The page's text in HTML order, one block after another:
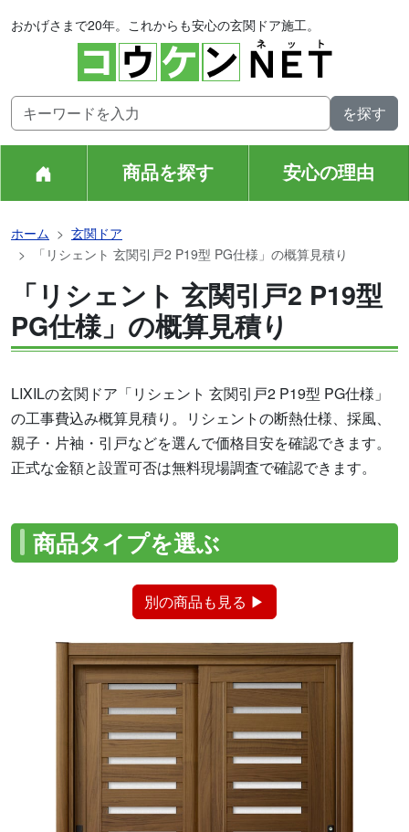
おかげさまで20年。これからも安心の玄関ドア施工。
商品を探す 安心の理由
ホーム
玄関ドア
「リシェント 玄関引戸2 P19型 PG仕様」の概算見積り
「リシェント 玄関引戸2 P19型
PG仕様」の概算見積り
LIXILの玄関ドア「リシェント 玄関引戸2 P19型 PG仕様」
の工事費込み概算見積り。リシェントの断熱仕様、採風、
親子・片袖・引戸などを選んで価格目安を確認できます。
正式な金額と設置可否は無料現場調査で確認できます。
商品タイプを選ぶ
別の商品も見る ▶